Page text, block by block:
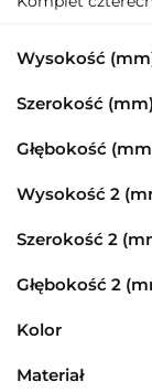
Wysokość
Szerokość (mm)
Głębokość
Wysokość 2
Szerokość 2
Głębokość 2
Kolor
Materiał